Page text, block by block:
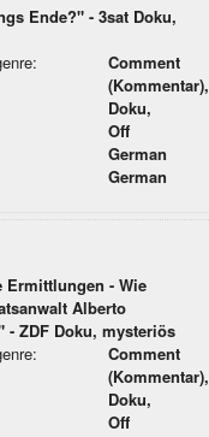
Ende?" - 3sat Doku,
Comment
(Kommentar),
Doku,
Off
German
German
Ermittlungen - Wie
Alberto
- ZDF Doku, mysteriös
Comment
(Kommentar),
Doku,
Off